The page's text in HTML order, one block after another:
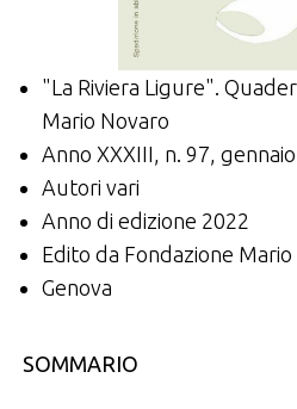
"La Riviera Ligure".
Mario Novaro
Anno XXXIII, n. 97,
Autori vari
Anno di edizione 2022
Edito da Fondazione Mario
Genova
SOMMARIO